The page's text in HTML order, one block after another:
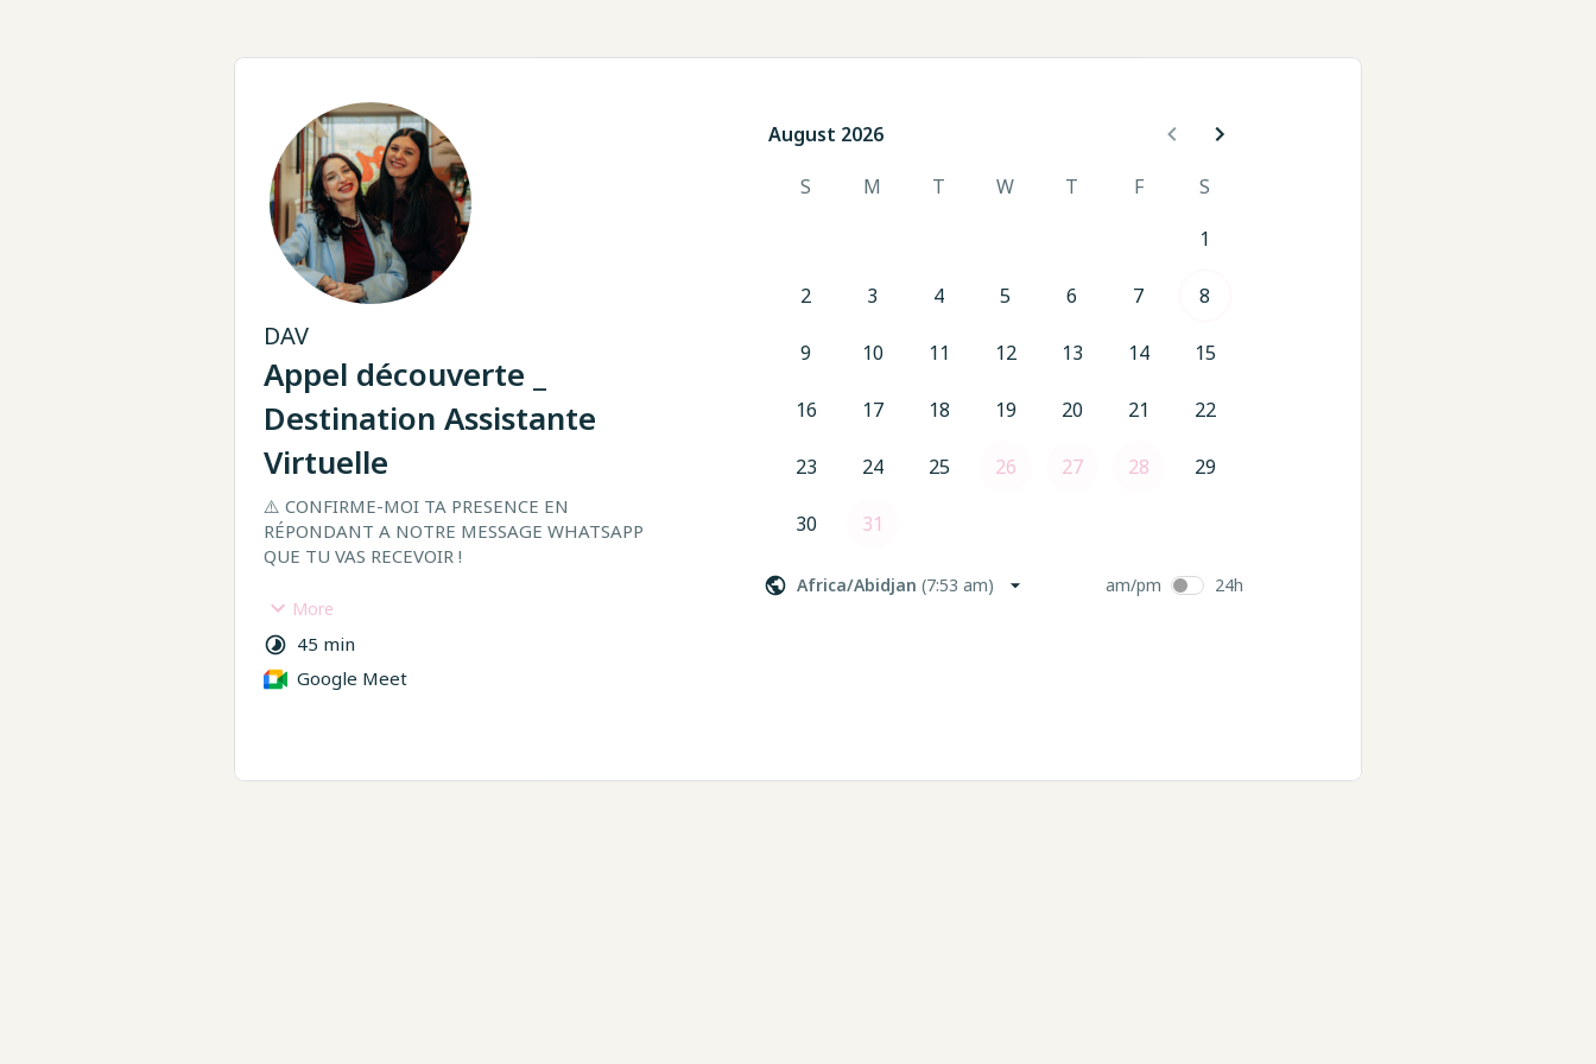
DAV
Appel découverte _
Destination Assistante
Virtuelle
⚠️ CONFIRME-MOI TA PRESENCE EN
RÉPONDANT A NOTRE MESSAGE WHATSAPP
QUE TU VAS RECEVOIR !
Pendant l'appel, je te poserai des questions
pour mieux cerner ta situation, les défis
que tu traverses et tes objectifs.
prévenir, le RDV sera annulé.
More
45 min
Google Meet
August 2026
August 2026
S
M T W T F
S
1
2 3 4 5 6 7 8
9 10 11 12 13 14 15
16 17 18 19 20 21 22
23 24 25 26 27 28 29
30 31
Africa/Abidjan (7:53 am) am/pm 24h